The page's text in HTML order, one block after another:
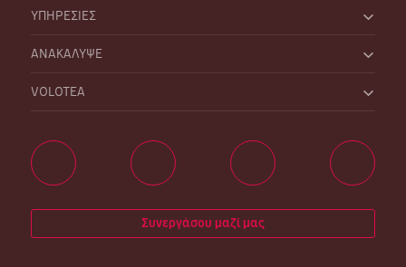
ΥΠΗΡΕΣΙΕΣ
ΑΝΑΚΑΛΥΨΕ
VOLOTEA
Συνεργάσου μαζί μας